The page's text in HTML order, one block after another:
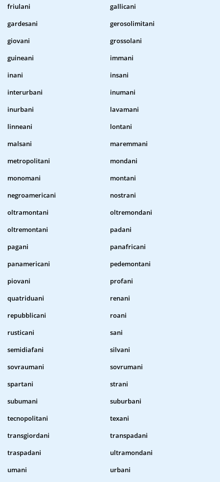
friulani
gallicani
gardesani
gerosolimitani
giovani
grossolani
guineani
immani
inani
insani
interurbani
inumani
inurbani
lavamani
linneani
lontani
malsani
maremmani
metropolitani
mondani
monomani
montani
negroamericani
nostrani
oltramontani
oltremondani
oltremontani
padani
pagani
panafricani
panamericani
pedemontani
piovani
profani
quatriduani
renani
repubblicani
roani
rusticani
sani
semidiafani
silvani
sovraumani
sovrumani
spartani
strani
subumani
suburbani
tecnopolitani
texani
transgiordani
transpadani
traspadani
ultramondani
umani
urbani